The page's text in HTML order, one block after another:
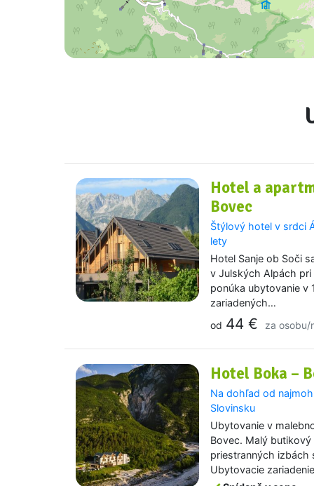
Hotel a
Bovec
Štýlový hotel v srdci
lety
Hotel Sanje ob Soči
v Julských Alpách
ponúka ubytovanie v
zariadených…
od 44 € za osobu/
Hotel Boka –
Na dohľad od
Slovinsku
Ubytovanie v
Bovec. Malý
priestranných izbách
Ubytovacie